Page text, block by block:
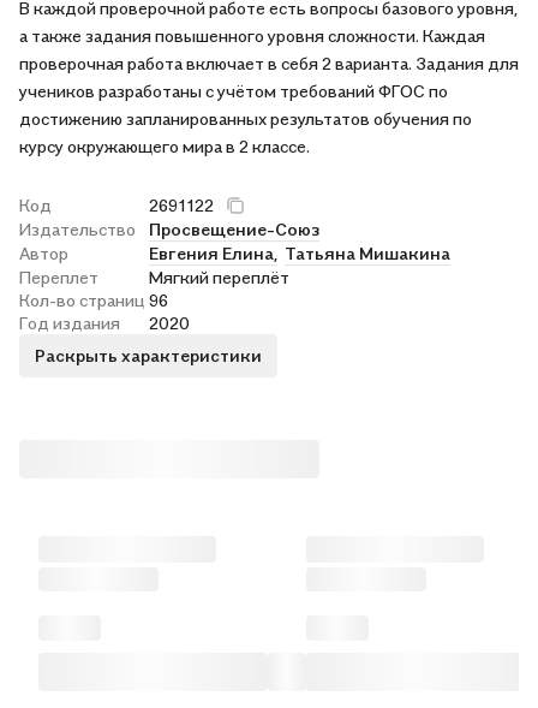
В каждой проверочной работе есть вопросы базового уровня,
а также задания повышенного уровня сложности. Каждая
проверочная работа включает в себя 2 варианта. Задания для
учеников разработаны с учётом требований ФГОС по
достижению запланированных результатов обучения по
курсу окружающего мира в 2 классе.
Код
2691122
Издательство
Просвещение-Союз
Автор
Евгения Елина, Татьяна Мишакина
Переплет
Мягкий переплёт
Кол-во страниц 96
Год издания
2020
Раскрыть характеристики